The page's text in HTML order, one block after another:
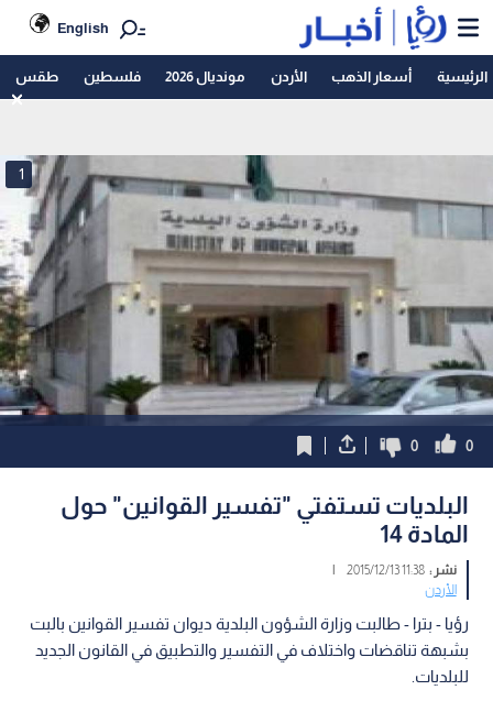
English
الرئيسية أسعار الذهب الأردن مونديال 2026 فلسطين طقس
1
0
0
البلديات تستفتي "تفسير القوانين" حول
المادة 14
نشر :11:38 2015/12/13
|
الأردن
رؤيا - بترا - طالبت وزارة الشؤون البلدية ديوان تفسير القوانين بالبت
بشبهة تناقضات واختلاف في التفسير والتطبيق في القانون الجديد
للبلديات.